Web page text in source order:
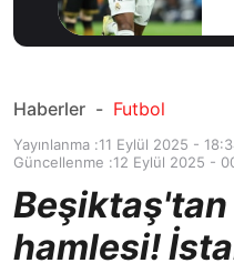
Haberler - Futbol
Yayınlanma :11 Eylül 2025 -
Güncellenme :12 Eylül 2025 -
hamlesi!